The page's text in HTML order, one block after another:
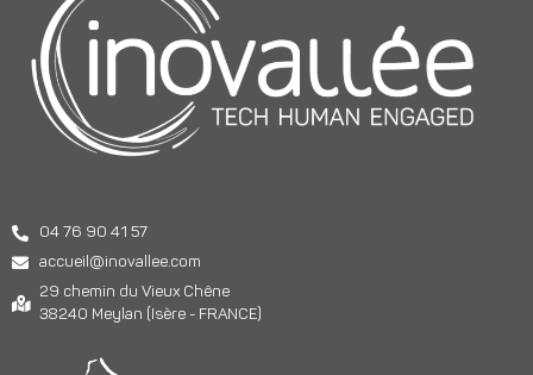
04 76 90 41 57
accueil@inovallee.com
29 chemin du Vieux Chêne
38240 Meylan (Isère - FRANCE)